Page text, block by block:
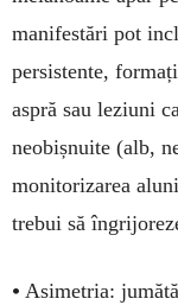
manifestări pot
persistente,
aspră sau leziuni
neobișnuite (alb,
monitorizarea
trebui să
• Asimetria: